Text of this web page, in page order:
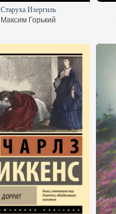
Старуха Изергиль
Максим Горький